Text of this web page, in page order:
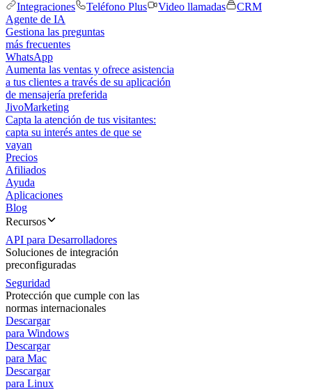
Integraciones
Teléfono Plus Video llamadas
CRM
Agente de IA
Gestiona las preguntas
más frecuentes
WhatsApp
Aumenta las ventas y ofrece asistencia
a tus clientes a través de su aplicación
de mensajería preferida
JivoMarketing
Capta la atención de tus visitantes:
capta su interés antes de que se
vayan
Precios
Afiliados
Ayuda
Aplicaciones
Blog
Recursos
API para Desarrolladores
Soluciones de integración
preconfiguradas
Seguridad
Protección que cumple con las
normas internacionales
Descargar
para Windows
Descargar
para Mac
Descargar
para Linux